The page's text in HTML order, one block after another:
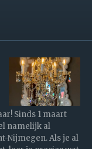
Sinds 1 maart
namelijk al
Nijmegen. Als je al